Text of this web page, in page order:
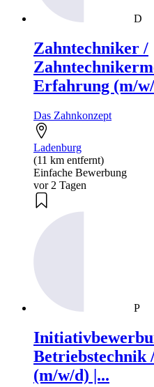
D
Zahntechniker /
Erfahrung (m/
Das Zahnkonzept
Ladenburg
(11 km entfernt)
Einfache Bewerbung
vor 2 Tagen
P
Betriebstechnik
(m/w/d) |...